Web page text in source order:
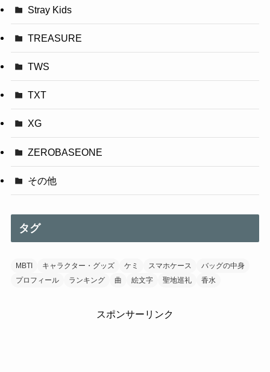
Stray Kids
TREASURE
TWS
TXT
XG
ZEROBASEONE
その他
タグ
MBTI キャラクター・グッズ ケミ スマホケース
バッグの中身
プロフィール
ランキング 曲 絵文字 聖地巡礼 香水
スポンサーリンク